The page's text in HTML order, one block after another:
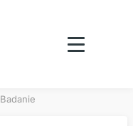
Badanie